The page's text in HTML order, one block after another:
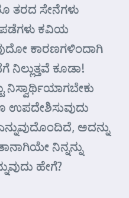
ತರದ ಸೇನೆಗಳು
ಪಡೆಗಳು ಕವಿಯ
ಕಾರಣಗಳಿಂದಾಗಿ
ಕೂಡಾ!
ನಿಸ್ವಾರ್ಥಿಯಾಗಬೇಕು
ಉಪದೇಶಿಸುವುದು
ಅದನ್ನು
ನಿನ್ನನ್ನು
ಹೇಗೆ?